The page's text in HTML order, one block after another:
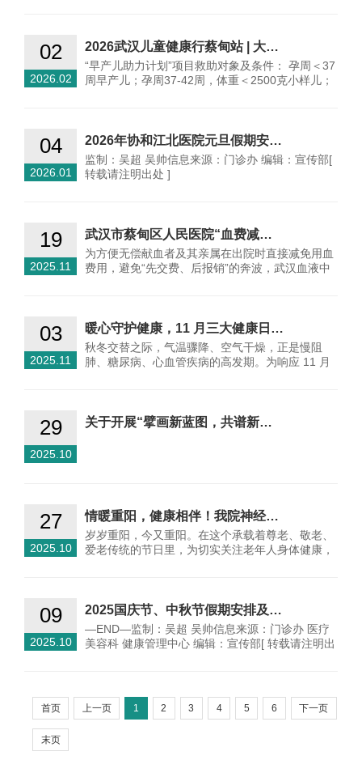
02
2026.02
2026武汉儿童健康行蔡甸站 | 大…
“早产儿助力计划”项目救助对象及条件： 孕周＜37
周早产儿；孕周37-42周，体重＜2500克小样儿；
04
2026.01
2026年协和江北医院元旦假期安…
监制：吴超 吴帅信息来源：门诊办 编辑：宣传部[
转载请注明出处 ]
19
2025.11
武汉市蔡甸区人民医院“血费减…
为方便无偿献血者及其亲属在出院时直接减免用血
费用，避免“先交费、后报销”的奔波，武汉血液中
03
2025.11
暖心守护健康，11 月三大健康日…
秋冬交替之际，气温骤降、空气干燥，正是慢阻
肺、糖尿病、心血管疾病的高发期。为响应 11 月
29
2025.10
关于开展“擘画新蓝图，共谱新…
27
2025.10
情暖重阳，健康相伴！我院神经…
岁岁重阳，今又重阳。在这个承载着尊老、敬老、
爱老传统的节日里，为切实关注老年人身体健康，
09
2025.10
2025国庆节、中秋节假期安排及…
—END—监制：吴超 吴帅信息来源：门诊办 医疗
美容科 健康管理中心 编辑：宣传部[ 转载请注明出
首页 上一页 1 2 3 4 5 6 下一页
末页